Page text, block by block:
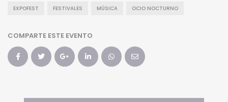
EXPOFEST FESTIVALES MÚSICA OCIO NOCTURNO
COMPARTE ESTE EVENTO